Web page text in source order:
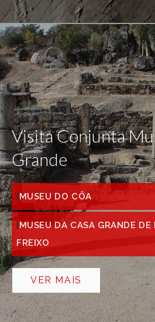
Visita Conjunta
Grande
MUSEU DO CÔA
MUSEU DA CASA GRANDE DE
FREIXO
VER MAIS